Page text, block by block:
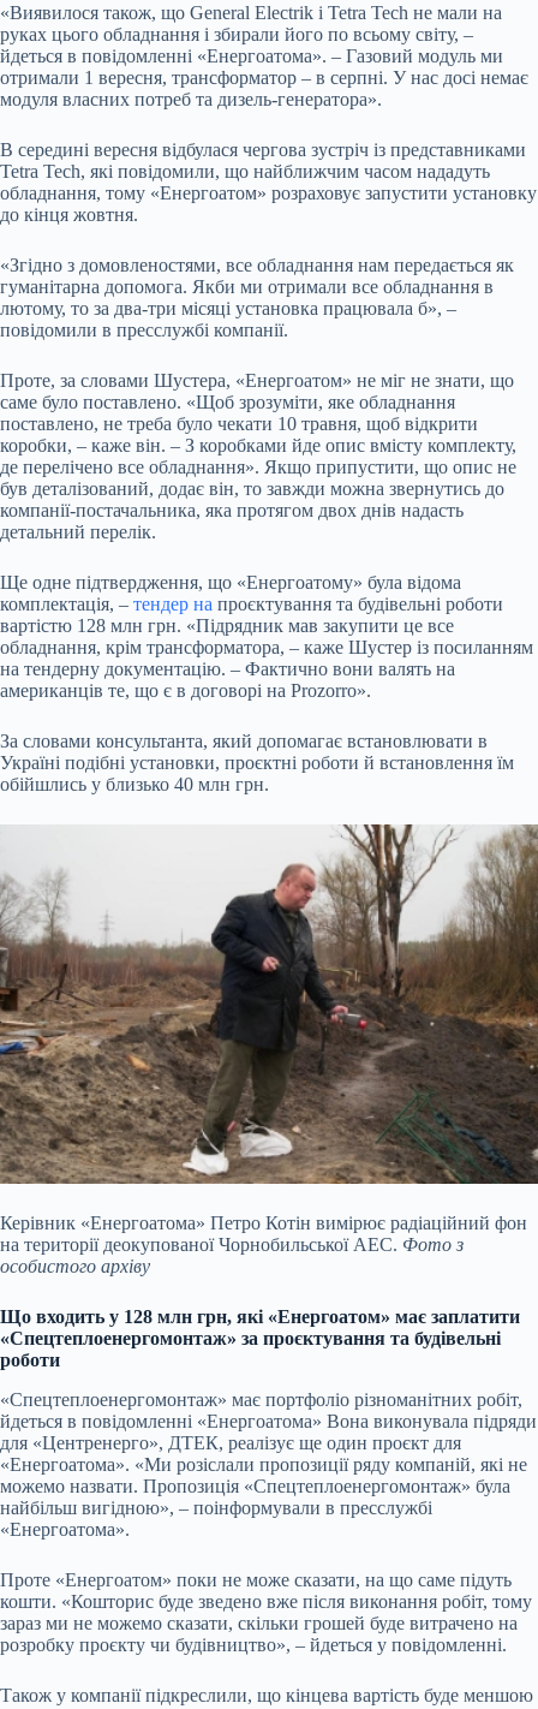
«Виявилося також, що General Electrik і Tetra Tech не мали на
руках цього обладнання і збирали його по всьому світу, –
йдеться в повідомленні «Енергоатома». – Газовий модуль ми
отримали 1 вересня, трансформатор – в серпні. У нас досі немає
модуля власних потреб та дизель-генератора».
В середині вересня відбулася чергова зустріч із представниками
Tetra Tech, які повідомили, що найближчим часом нададуть
обладнання, тому «Енергоатом» розраховує запустити установку
до кінця жовтня.
«Згідно з домовленостями, все обладнання нам передається як
гуманітарна допомога. Якби ми отримали все обладнання в
лютому, то за два-три місяці установка працювала б», –
повідомили в пресслужбі компанії.
Проте, за словами Шустера, «Енергоатом» не міг не знати, що
саме було поставлено. «Щоб зрозуміти, яке обладнання
поставлено, не треба було чекати 10 травня, щоб відкрити
коробки, – каже він. – З коробками йде опис вмісту комплекту,
де перелічено все обладнання». Якщо припустити, що опис не
був деталізований, додає він, то завжди можна звернутись до
компанії-постачальника, яка протягом двох днів надасть
детальний перелік.
Ще одне підтвердження, що «Енергоатому» була відома
комплектація, – тендер на проєктування та будівельні роботи
вартістю 128 млн грн. «Підрядник мав закупити це все
обладнання, крім трансформатора, – каже Шустер із посиланням
на тендерну документацію. – Фактично вони валять на
американців те, що є в договорі на Prozorro».
За словами консультанта, який допомагає встановлювати в
Україні подібні установки, проєктні роботи й встановлення їм
обійшлись у близько 40 млн грн.
Керівник «Енергоатома» Петро Котін вимірює радіаційний фон
на території деокупованої Чорнобильської АЕС. Фото з
особистого архіву
Що входить у 128 млн грн, які «Енергоатом» має заплатити
«Спецтеплоенергомонтаж» за проєктування та будівельні
роботи
«Спецтеплоенергомонтаж» має портфоліо різноманітних робіт,
йдеться в повідомленні «Енергоатома» Вона виконувала підряди
для «Центренерго», ДТЕК, реалізує ще один проєкт для
«Енергоатома». «Ми розіслали пропозиції ряду компаній, які не
можемо назвати. Пропозиція «Спецтеплоенергомонтаж» була
найбільш вигідною», – поінформували в пресслужбі
«Енергоатома».
Проте «Енергоатом» поки не може сказати, на що саме підуть
кошти. «Кошторис буде зведено вже після виконання робіт, тому
зараз ми не можемо сказати, скільки грошей буде витрачено на
розробку проєкту чи будівництво», – йдеться у повідомленні.
Також у компанії підкреслили, що кінцева вартість буде меншою